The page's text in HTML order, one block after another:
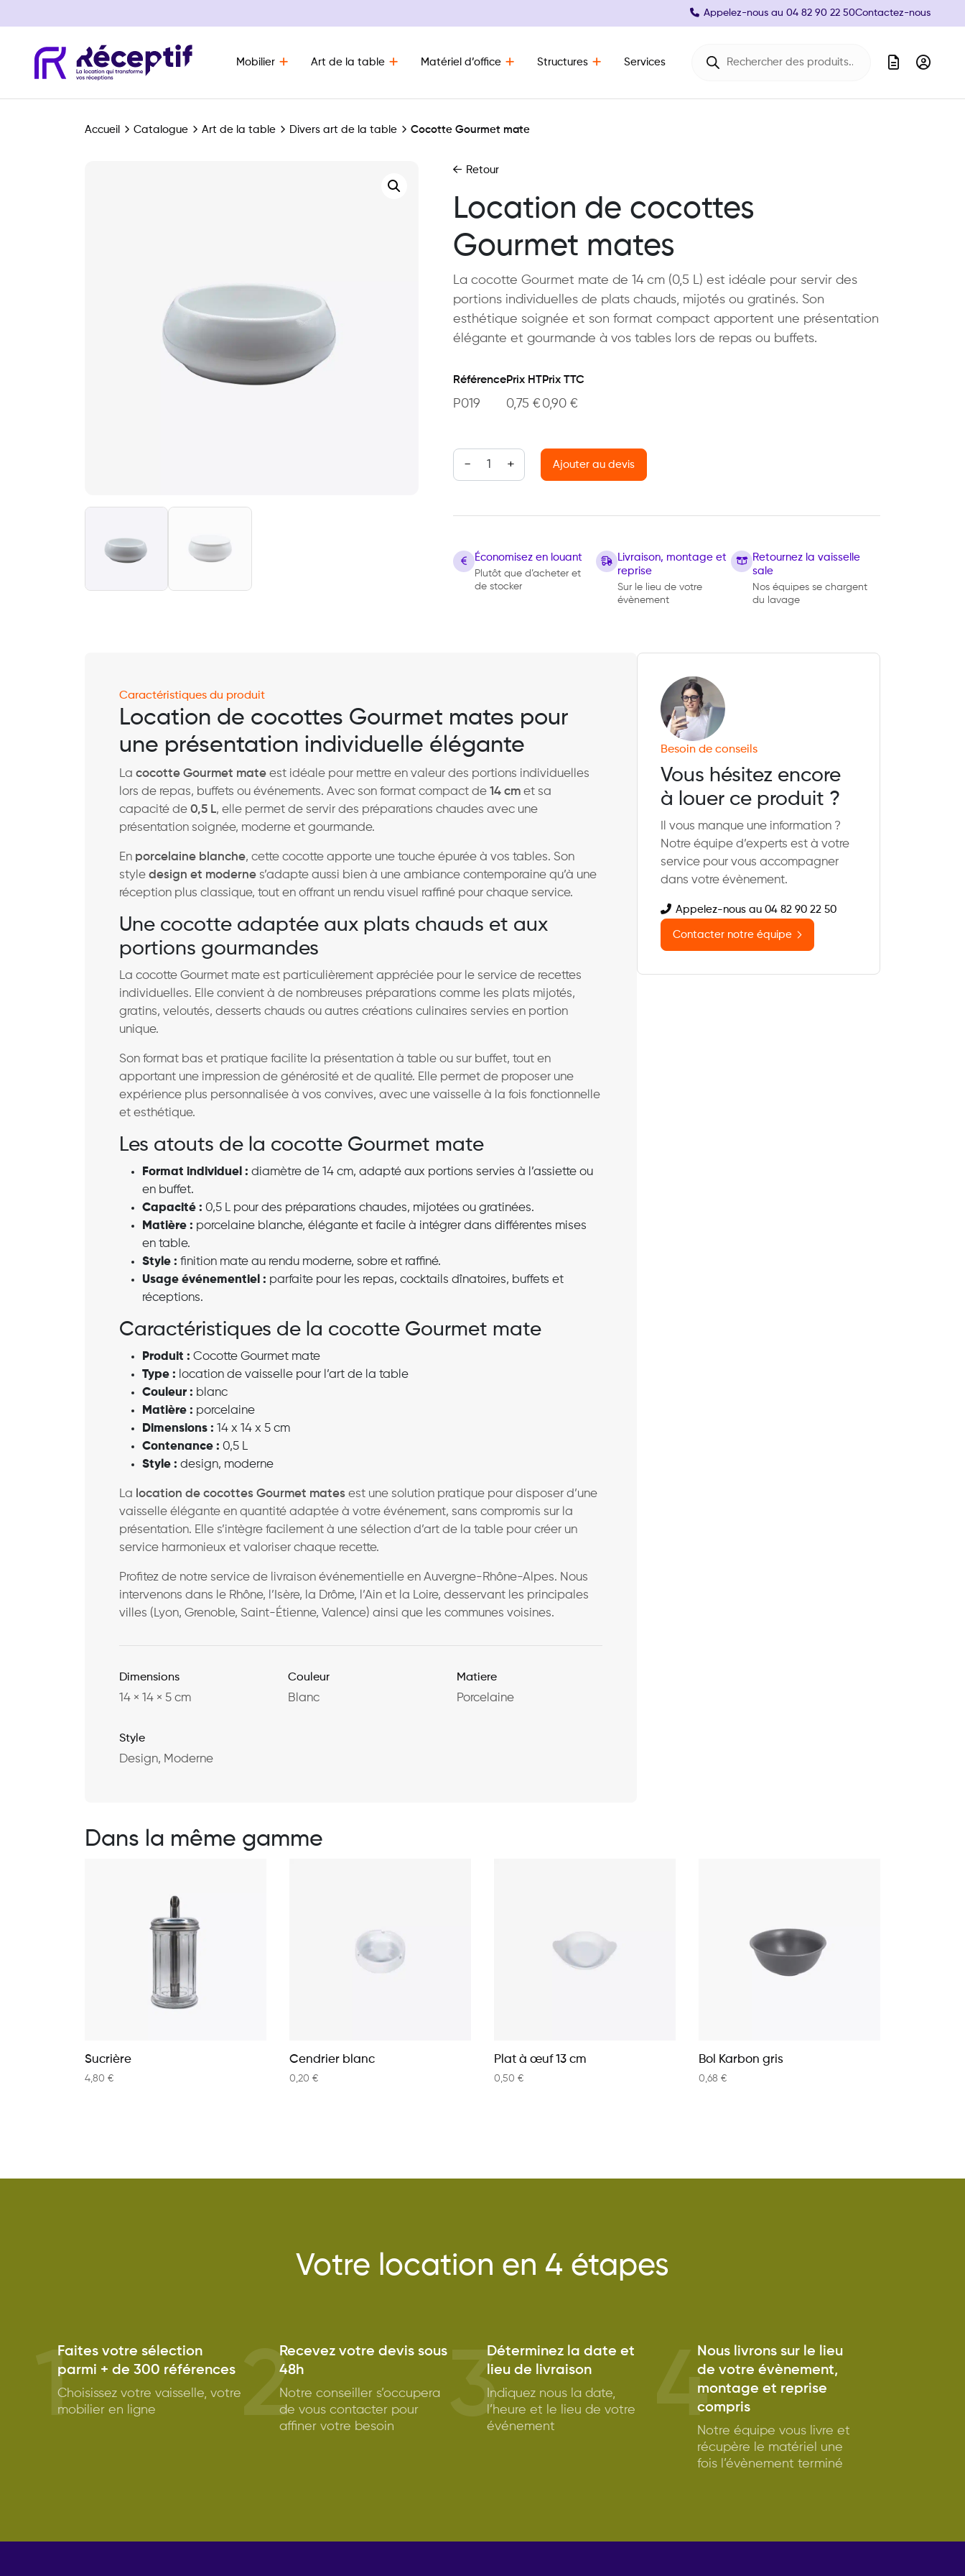
Appelez-nous au 04 82 90 22 50Contactez-nous
Navigation principale
Mobilier Art de la table Matériel d’office Structures Services
Accueil Catalogue Art de la table Divers art de la table Cocotte Gourmet mate
Retour
Location de cocottes
Gourmet mates
La cocotte Gourmet mate de 14 cm (0,5 L) est idéale pour servir des
portions individuelles de plats chauds, mijotés ou gratinés. Son
esthétique soignée et son format compact apportent une présentation
élégante et gourmande à vos tables lors de repas ou buffets.
Référence
P019
Prix HT
0,75€
Prix TTC
0,90€
quantité de Cocotte Gourmet mate
Ajouter au devis
Économisez en louant
Plutôt que d’acheter et
de stocker
Livraison, montage et
reprise
Sur le lieu de votre
évènement
Retournez la vaisselle
sale
Nos équipes se chargent
du lavage
Caractéristiques du produit
Location de cocottes Gourmet mates pour
une présentation individuelle élégante
La cocotte Gourmet mate est idéale pour mettre en valeur des portions individuelles
lors de repas, buffets ou événements. Avec son format compact de 14 cm et sa
capacité de 0,5 L, elle permet de servir des préparations chaudes avec une
présentation soignée, moderne et gourmande.
En porcelaine blanche, cette cocotte apporte une touche épurée à vos tables. Son
style design et moderne s’adapte aussi bien à une ambiance contemporaine qu’à une
réception plus classique, tout en offrant un rendu visuel raffiné pour chaque service.
Une cocotte adaptée aux plats chauds et aux
portions gourmandes
La cocotte Gourmet mate est particulièrement appréciée pour le service de recettes
individuelles. Elle convient à de nombreuses préparations comme les plats mijotés,
gratins, veloutés, desserts chauds ou autres créations culinaires servies en portion
unique.
Son format bas et pratique facilite la présentation à table ou sur buffet, tout en
apportant une impression de générosité et de qualité. Elle permet de proposer une
expérience plus personnalisée à vos convives, avec une vaisselle à la fois fonctionnelle
et esthétique.
Les atouts de la cocotte Gourmet mate
Format individuel : diamètre de 14 cm, adapté aux portions servies à l’assiette ou
en buffet.
Capacité : 0,5 L pour des préparations chaudes, mijotées ou gratinées.
Matière : porcelaine blanche, élégante et facile à intégrer dans différentes mises
en table.
Style : finition mate au rendu moderne, sobre et raffiné.
Usage événementiel : parfaite pour les repas, cocktails dînatoires, buffets et
réceptions.
Caractéristiques de la cocotte Gourmet mate
Produit : Cocotte Gourmet mate
Type : location de vaisselle pour l’art de la table
Couleur : blanc
Matière : porcelaine
Dimensions : 14 x 14 x 5 cm
Contenance : 0,5 L
Style : design, moderne
La location de cocottes Gourmet mates est une solution pratique pour disposer d’une
vaisselle élégante en quantité adaptée à votre événement, sans compromis sur la
présentation. Elle s’intègre facilement à une sélection d’art de la table pour créer un
service harmonieux et valoriser chaque recette.
Profitez de notre service de livraison événementielle en Auvergne-Rhône-Alpes. Nous
intervenons dans le Rhône, l’Isère, la Drôme, l’Ain et la Loire, desservant les principales
villes (Lyon, Grenoble, Saint-Étienne, Valence) ainsi que les communes voisines.
Dimensions
14 × 14 × 5 cm
Couleur
Blanc
Matiere
Porcelaine
Style
Design, Moderne
Besoin de conseils
Vous hésitez encore
à louer ce produit ?
Il vous manque une information ?
Notre équipe d’experts est à votre
service pour vous accompagner
dans votre évènement.
Appelez-nous au 04 82 90 22 50
Contacter notre équipe
Dans la même gamme
Sucrière
4,80 €
Cendrier blanc
0,20 €
Plat à œuf 13 cm
0,50 €
Bol Karbon gris
0,68 €
Votre location en 4 étapes
1
Faites votre sélection
parmi + de 300 références
Choisissez votre vaisselle, votre
mobilier en ligne
2
Recevez votre devis sous
48h
Notre conseiller s’occupera
de vous contacter pour
affiner votre besoin
3
Déterminez la date et
lieu de livraison
Indiquez nous la date,
l’heure et le lieu de votre
événement
4
Nous livrons sur le lieu
de votre évènement,
montage et reprise
compris
Notre équipe vous livre et
récupère le matériel une
fois l’évènement terminé